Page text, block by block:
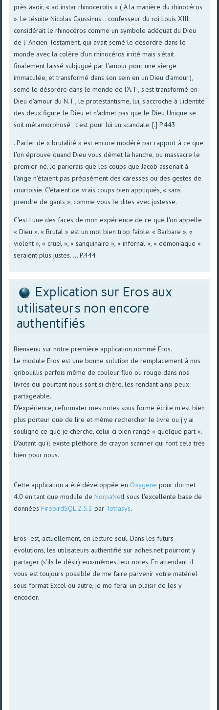
près avoir, « ad instar rhinocerotis » ( A la manière du rhinocéros
». Le Jésuite Nicolas Caussinus .. confesseur du roi Louis XIII,
considérait le rhinocéros comme un symbole adéquat du Dieu
de l' Ancien Testament, qui avait semé le désordre dans le
monde avec la colère d'un rhinocéros irrité mais s'était
finalement laissé subjugué par l'amour pour une vierge
immaculée, et transformé dans son sein en un Dieu d'amour.),
semé le désordre dans le monde de l'A.T., s'est transformé en
Dieu d'amour du N.T., le protestantisme, lui, s'accroche à l'identité
des deux figure le Dieu et n'admet pas que le Dieu Unique se
soit métamorphosé : c'est pour lui un scandale. [.] P.443
. Parler de « brutalité » est encore modéré par rapport à ce que
l'on éprouve quand Dieu vous démet la hanche, ou massacre le
premier-né. Je parierais que les coups que Jacob assenait à
l'ange n'étaient pas précisément des caresses ou des gestes de
courtoisie. C'étaient de vrais coups bien appliqués, « sans
prendre de gants », comme vous le dites avec justesse.
C'est l'une des faces de mon expérience de ce que l'on appelle
« Dieu ». « Brutal » est un mot bien trop faible. « Barbare », «
violent », « cruel », « sanguinaire », « infernal », « démoniaque »
seraient plus justes. ... P.444
Explication sur Eros aux
utilisateurs non encore
authentifiés
Bienvenu sur notre première application nommé Eros.
Le module Eros est une bonne solution de remplacement à nos
gribouillis parfois même de couleur fluo ou rouge dans nos
livres qui pourtant nous sont si chère, les rendant ainsi peux
partageable.
D'expérience, reformater mes notes sous forme écrite m'est bien
plus porteur que de lire et même rechercher le livre ou j'y ai
souligné ce que je cherche, celui-ci bien rangé « quelque part ».
D'autant qu'il existe pléthore de crayon scanner qui font cela très
bien pour nous.
Cette application a été développée en Oxygene pour dot net
4.0 en tant que module deNorpaNetl sous l'excellente base de
donnéesFirebirdSQL 2.5.2 par Tetrasys.
Eros est, actuellement, en lecture seul. Dans les futurs
évolutions, les utilisateurs authentifié sur adhes.net pourront y
partager (s'ils le désir) eux-mêmes leur notes. En attendant, il
vous est toujours possible de me faire parvenir votre matériel
sous format Excel ou autre, je me ferai un plaisir de les y
encoder.